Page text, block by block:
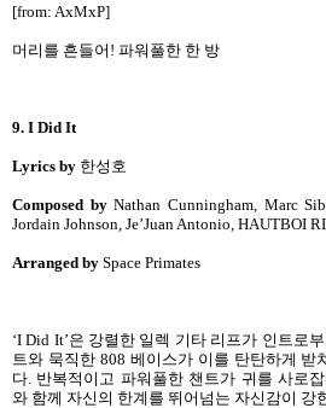
[from: AxMxP]
머리를 흔들어! 파워풀한 한 방
9. I Did It
Lyrics by 한성호
Composed byNathan Cunningham, Marc
Jordain Johnson, Je’Juan Antonio, HAUTBOI
Arranged by Space Primates
‘I Did It’은 강렬한 일렉 기타 리프가 인트로
트와 묵직한 808 베이스가 이를 탄탄하게 받
다. 반복적이고 파워풀한 챈트가 귀를 사로
와 함께 자신의 한계를 뛰어넘는 자신감이 강